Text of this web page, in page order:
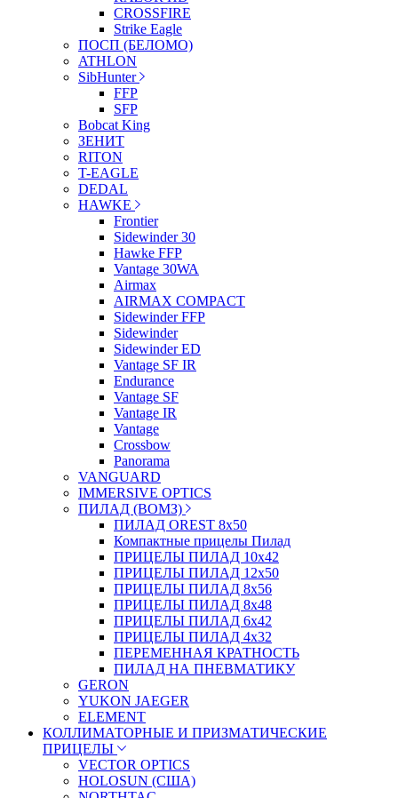
CROSSFIRE
Strike Eagle
ПОСП (БЕЛОМО)
ATHLON
SibHunter
FFP
SFP
Bobcat King
ЗЕНИТ
RITON
T-EAGLE
DEDAL
HAWKE
Frontier
Sidewinder 30
Hawke FFP
Vantage 30WA
Airmax
AIRMAX COMPACT
Sidewinder FFP
Sidewinder
Sidewinder ED
Vantage SF IR
Endurance
Vantage SF
Vantage IR
Vantage
Crossbow
Panorama
VANGUARD
IMMERSIVE OPTICS
ПИЛАД (ВОМЗ)
ПИЛАД OREST 8х50
Компактные прицелы Пилад
ПРИЦЕЛЫ ПИЛАД 10х42
ПРИЦЕЛЫ ПИЛАД 12х50
ПРИЦЕЛЫ ПИЛАД 8х56
ПРИЦЕЛЫ ПИЛАД 8х48
ПРИЦЕЛЫ ПИЛАД 6х42
ПРИЦЕЛЫ ПИЛАД 4х32
ПЕРЕМЕННАЯ КРАТНОСТЬ
ПИЛАД НА ПНЕВМАТИКУ
GERON
YUKON JAEGER
ELEMENT
КОЛЛИМАТОРНЫЕ И ПРИЗМАТИЧЕСКИЕ
ПРИЦЕЛЫ
VECTOR OPTICS
HOLOSUN (США)